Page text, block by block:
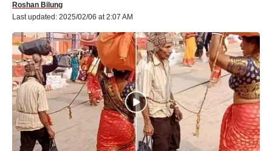
Last updated: 2025/02/06 at 2:07 AM
Roshan Bilung